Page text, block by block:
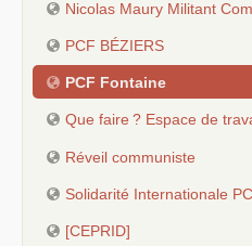
Nicolas Maury Militant
PCF BÉZIERS
PCF Fontaine
Que faire ? Espace de
Réveil communiste
Solidarité Internationale
[CEPRID]